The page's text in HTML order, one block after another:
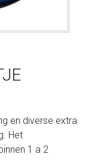
en diverse extra
Het
1 a 2